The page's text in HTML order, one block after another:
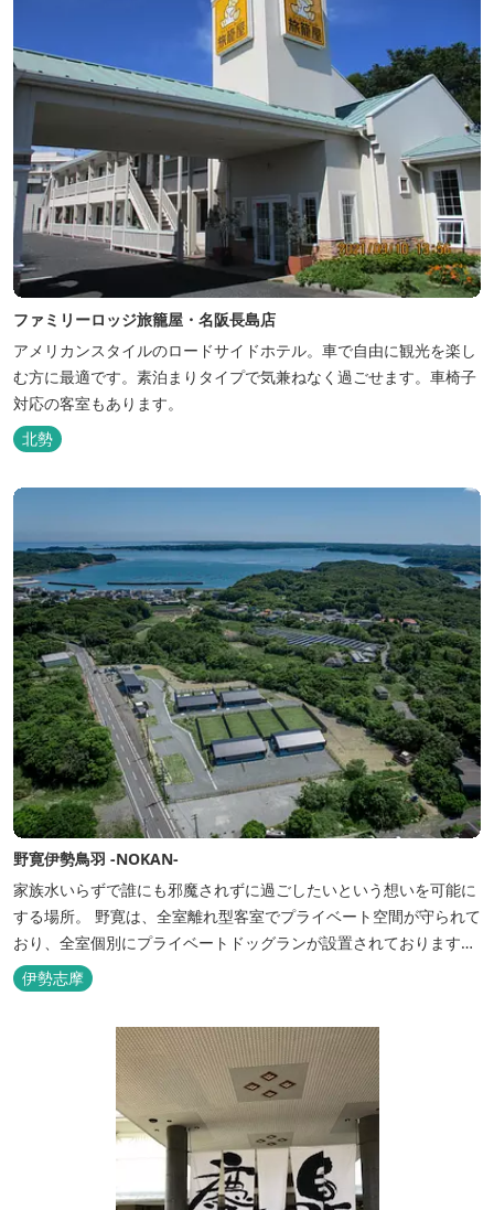
ファミリーロッジ旅籠屋・名阪長島店
アメリカンスタイルのロードサイドホテル。車で自由に観光を楽し
む方に最適です。素泊まりタイプで気兼ねなく過ごせます。車椅子
対応の客室もあります。
北勢
野寛伊勢鳥羽 -NOKAN-
家族水いらずで誰にも邪魔されずに過ごしたいという想いを可能に
する場所。 野寛は、全室離れ型客室でプライベート空間が守られて
おり、全室個別にプライベートドッグランが設置されております。
室内面積66㎡～115㎡、プライベートドッグラン面積140㎡～330㎡
を設置した広い作りで、 和モダンをコンセプトとした洗練されたデ
伊勢志摩